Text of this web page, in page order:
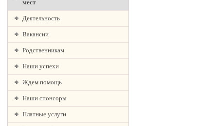
мест
Деятельность
Вакансии
Родственникам
Наши успехи
Ждем помощь
Наши спонсоры
Платные услуги